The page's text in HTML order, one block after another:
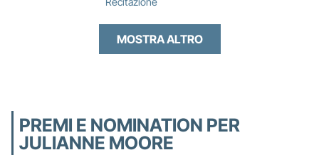
MOSTRA ALTRO
PREMI E NOMINATION PER
JULIANNE MOORE